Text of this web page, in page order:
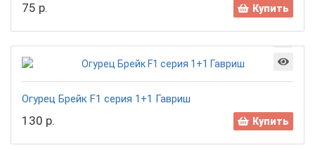
75 р. Купить
Огурец Брейк F1 серия 1+1 Гавриш
130 р. Купить